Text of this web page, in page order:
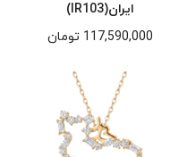
ایران(IR103)
117,590,000 تومان